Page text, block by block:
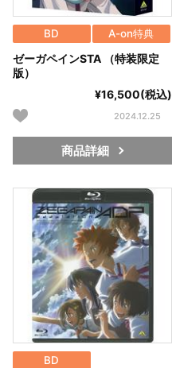
BD A-on特典
ゼーガペインSTA （特装限定
版）
¥16,500(税込)
2024.12.25
商品詳細
BD